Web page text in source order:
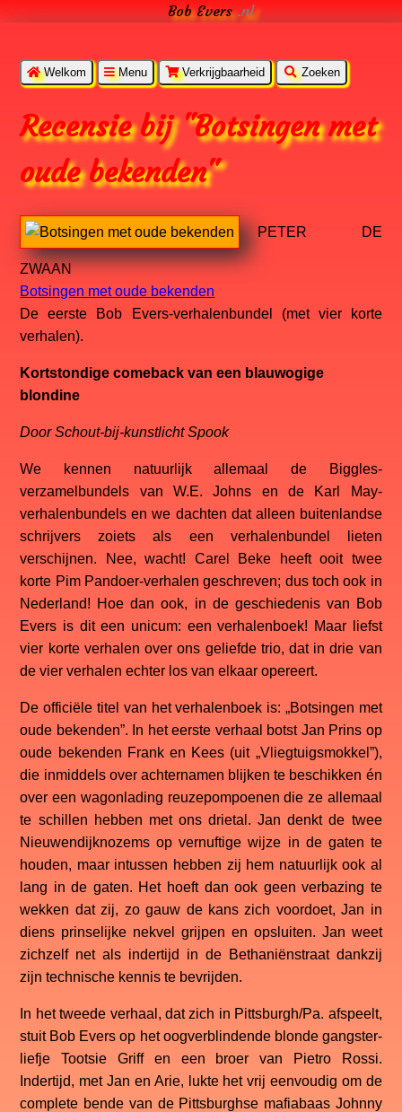
Bob Evers.nl
Welkom Menu Verkrijgbaarheid Zoeken
Recensie bij "Botsingen met
oude bekenden"
PETER DE
ZWAAN
Botsingen met oude bekenden
De eerste Bob Evers-verhalenbundel (met vier korte
verhalen).
Kortstondige comeback van een blauwogige
blondine
Door Schout-bij-kunstlicht Spook
We kennen natuurlijk allemaal de Biggles-
verzamelbundels van W.E. Johns en de Karl May-
verhalenbundels en we dachten dat alleen buitenlandse
schrijvers zoiets als een verhalenbundel lieten
verschijnen. Nee, wacht! Carel Beke heeft ooit twee
korte Pim Pandoer-verhalen geschreven; dus toch ook in
Nederland! Hoe dan ook, in de geschiedenis van Bob
Evers is dit een unicum: een verhalenboek! Maar liefst
vier korte verhalen over ons geliefde trio, dat in drie van
de vier verhalen echter los van elkaar opereert.
De officiële titel van het verhalenboek is: „Botsingen met
oude bekenden”. In het eerste verhaal botst Jan Prins op
oude bekenden Frank en Kees (uit „Vliegtuigsmokkel”),
die inmiddels over achternamen blijken te beschikken én
over een wagonlading reuzepompoenen die ze allemaal
te schillen hebben met ons drietal. Jan denkt de twee
Nieuwendijknozems op vernuftige wijze in de gaten te
houden, maar intussen hebben zij hem natuurlijk ook al
lang in de gaten. Het hoeft dan ook geen verbazing te
wekken dat zij, zo gauw de kans zich voordoet, Jan in
diens prinselijke nekvel grijpen en opsluiten. Jan weet
zichzelf net als indertijd in de Bethaniënstraat dankzij
zijn technische kennis te bevrijden.
In het tweede verhaal, dat zich in Pittsburgh/Pa. afspeelt,
stuit Bob Evers op het oogverblindende blonde gangster-
liefje Tootsie Griff en een broer van Pietro Rossi.
Indertijd, met Jan en Arie, lukte het vrij eenvoudig om de
complete bende van de Pittsburghse mafiabaas Johnny